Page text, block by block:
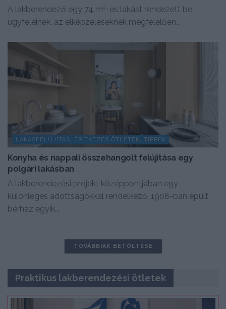
A lakberendező egy 74 m²-es lakást rendezett be
ügyfeleinek, az elképzeléseknek megfelelően...
LAKÁSFELÚJÍTÁS, ÉPÍTKEZÉS ÖTLETEK, TIPPEK
Konyha és nappali összehangolt felújítása egy
polgári lakásban
A lakberendezési projekt középpontjában egy
különleges adottságokkal rendelkező, 1908-ban épült
bérház egyik...
TOVÁBBIAK BETÖLTÉSE
Praktikus lakberendezési ötletek